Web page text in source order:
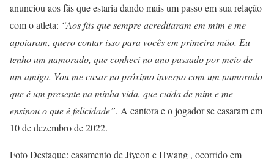
anunciou aos fãs que estaria dando mais um passo em sua relação
com o atleta: “Aos fãs que sempre acreditaram em mim e me
apoiaram, quero contar isso para vocês em primeira mão. Eu
tenho um namorado, que conheci no ano passado por meio de
um amigo. Vou me casar no próximo inverno com um namorado
que é um presente na minha vida, que cuida de mim e me
ensinou o que é felicidade”. A cantora e o jogador se casaram em
10 de dezembro de 2022.
Foto Destaque: casamento de Jiyeon e Hwang , ocorrido em